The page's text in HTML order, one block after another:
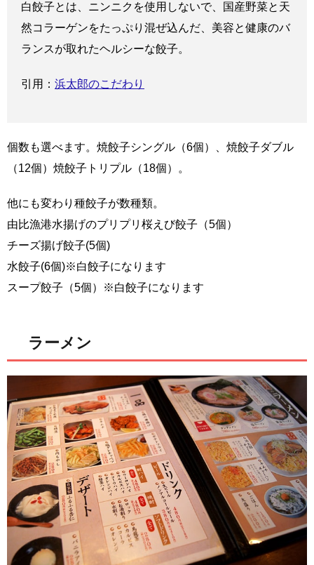
白餃子とは、ニンニクを使用しないで、国産野菜と天
然コラーゲンをたっぷり混ぜ込んだ、美容と健康のバ
ランスが取れたヘルシーな餃子。
引用： 浜太郎のこだわり
個数も選べます。焼餃子シングル（6個）、焼餃子ダブル
（12個）焼餃子トリプル（18個）。
他にも変わり種餃子が数種類。
由比漁港水揚げのプリプリ桜えび餃子（5個）
チーズ揚げ餃子(5個)
水餃子(6個)※白餃子になります
スープ餃子（5個）※白餃子になります
ラーメン